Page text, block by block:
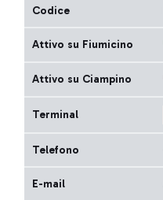
Codice
Attivo su Fiumicino
Attivo su Ciampino
Terminal
Telefono
E-mail